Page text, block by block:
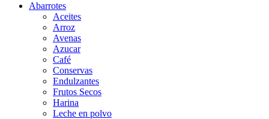
Abarrotes
Aceites
Arroz
Avenas
Azucar
Café
Conservas
Endulzantes
Frutos Secos
Harina
Leche en polvo